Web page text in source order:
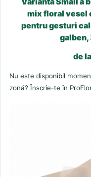
mix floral vesel
pentru gesturi
galben,
de
Nu este disponibil
zonă? Înscrie-te în